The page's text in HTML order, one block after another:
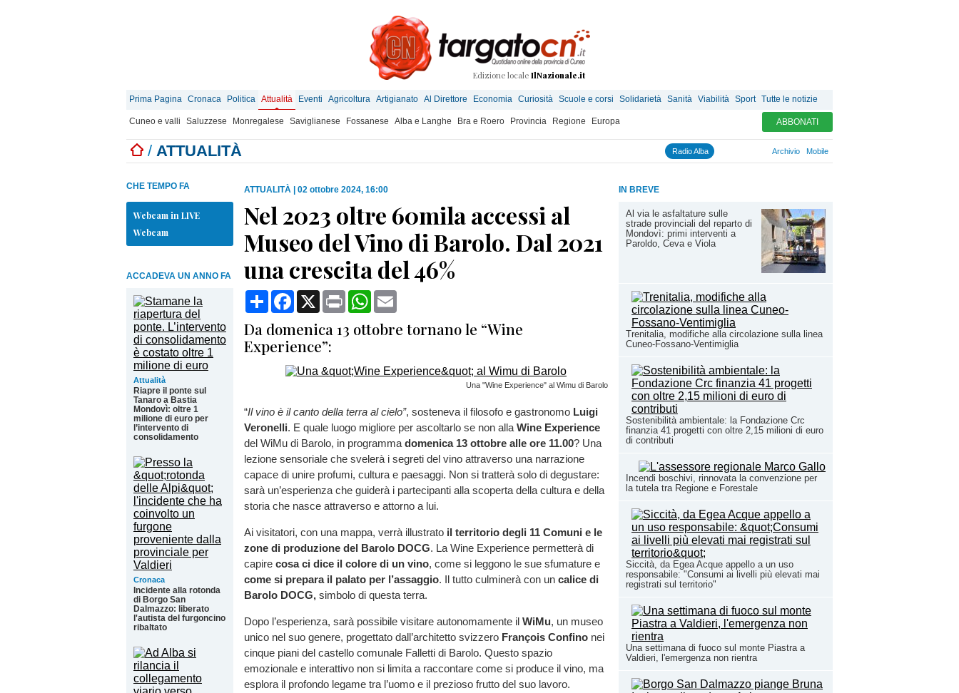
Edizione locale IlNazionale.it
Prima Pagina Cronaca Politica Attualità Eventi Agricoltura Artigianato Al Direttore Economia Curiosità Scuole e corsi Solidarietà Sanità Viabilità Sport Tutte le notizie
Cuneo e valli Saluzzese Monregalese Saviglianese Fossanese Alba e Langhe Bra e Roero Provincia Regione Europa ABBONATI
/ ATTUALITÀ Radio Alba Archivio Mobile
IN BREVE
Al via le asfaltature sulle
strade provinciali del reparto di
Mondovì: primi interventi a
Paroldo, Ceva e Viola
Trenitalia, modifiche alla circolazione sulla linea
Cuneo-Fossano-Ventimiglia
Sostenibilità ambientale: la Fondazione Crc
finanzia 41 progetti con oltre 2,15 milioni di euro
di contributi
Incendi boschivi, rinnovata la convenzione per
la tutela tra Regione e Forestale
Siccità, da Egea Acque appello a un uso
responsabile: "Consumi ai livelli più elevati mai
registrati sul territorio"
Una settimana di fuoco sul monte Piastra a
Valdieri, l'emergenza non rientra
CHE TEMPO FA
Webcam in LIVE
Webcam
ACCADEVA UN ANNO FA
Attualità
Riapre il ponte sul
Tanaro a Bastia
Mondovì: oltre 1
milione di euro per
l’intervento di
consolidamento
Cronaca
Incidente alla rotonda
di Borgo San
Dalmazzo: liberato
l'autista del furgoncino
ribaltato
ATTUALITÀ 02 ottobre 2024, 16:00
Nel 2023 oltre 60mila accessi al
Museo del Vino di Barolo. Dal 2021
una crescita del 46%
CondividiFacebook
X Print WhatsApp
Da domenica 13 ottobre tornano le “Wine
Experience”:
Una "Wine Experience" al Wimu di Barolo
“Il vino è il canto della terra al cielo”, sosteneva il filosofo e gastronomo Luigi
Veronelli. E quale luogo migliore per ascoltarlo se non alla Wine Experience
del WiMu di Barolo, in programma domenica 13 ottobre alle ore 11.00? Una
lezione sensoriale che svelerà i segreti del vino attraverso una narrazione
capace di unire profumi, cultura e paesaggi. Non si tratterà solo di degustare:
sarà un’esperienza che guiderà i partecipanti alla scoperta della cultura e della
storia che nasce attraverso e attorno a lui.
Ai visitatori, con una mappa, verrà illustrato il territorio degli 11 Comuni e le
zone di produzione del Barolo DOCG. La Wine Experience permetterà di
capire cosa ci dice il colore di un vino, come si leggono le sue sfumature e
come si prepara il palato per l’assaggio. Il tutto culminerà con un calice di
Barolo DOCG, simbolo di questa terra.
Dopo l’esperienza, sarà possibile visitare autonomamente il WiMu, un museo
unico nel suo genere, progettato dall’architetto svizzero François Confino nei
cinque piani del castello comunale Falletti di Barolo. Questo spazio
emozionale e interattivo non si limita a raccontare come si produce il vino, ma
esplora il profondo legame tra l’uomo e il prezioso frutto del suo lavoro.